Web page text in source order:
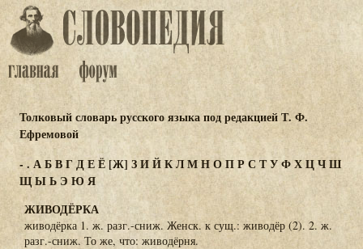
Толковый словарь русского языка под редакцией Т. Ф.
Ефремовой
- . АБВГДЕЁ [Ж] ЗИЙКЛМНОПРС ТУФХЦЧШ
ЩЫЬЭ ЮЯ
ЖИВОДЁРКА
живодёрка 1. ж. разг.-сниж. Женск. к сущ.: живодёр (2). 2. ж.
разг.-сниж. То же, что: живодёрня.